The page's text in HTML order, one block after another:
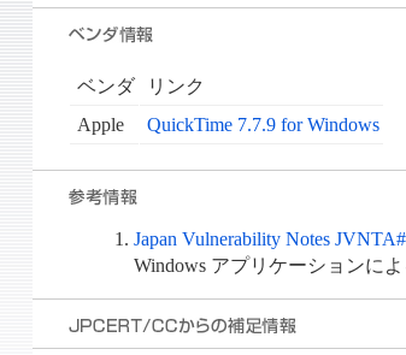
ベンダ
リンク
Apple
QuickTime 7.7.9 for Windows
Japan Vulnerability Notes
Windows アプリケーションに